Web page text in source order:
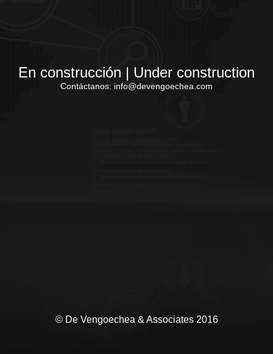
En construcción | Under construction
Contáctanos: info@devengoechea.com
© De Vengoechea & Associates 2016